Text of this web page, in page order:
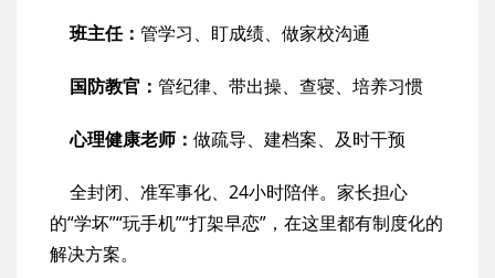
班主任： 管学习、盯成绩、做家校沟通
国防教官： 管纪律、带出操、查寝、培养习惯
心理健康老师： 做疏导、建档案、及时干预
全封闭、准军事化、24小时陪伴。家长担心
的“学坏”“玩手机”“打架早恋”，在这里都有制度化的
解决方案。